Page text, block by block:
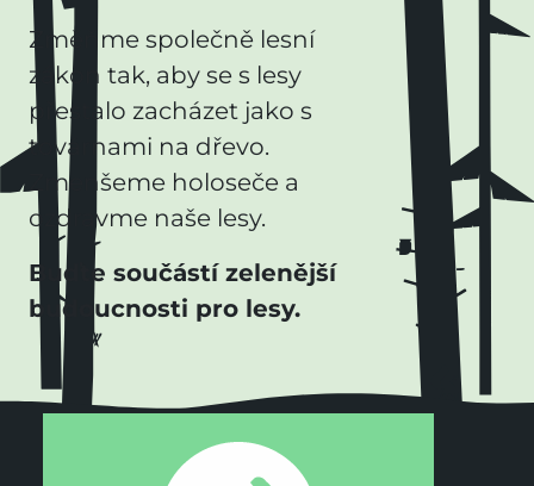
Změňme společně lesní
zákon tak, aby se s lesy
přestalo zacházet jako s
továrnami na dřevo.
Zmenšeme holoseče a
ozdravme naše lesy.
Buďte součástí zelenější
budoucnosti pro lesy.